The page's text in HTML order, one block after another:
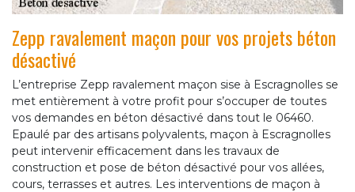
Zepp ravalement maçon pour vos projets béton
désactivé
L’entreprise Zepp ravalement maçon sise à Escragnolles se
met entièrement à votre profit pour s’occuper de toutes
vos demandes en béton désactivé dans tout le 06460.
Epaulé par des artisans polyvalents, maçon à Escragnolles
peut intervenir efficacement dans les travaux de
construction et pose de béton désactivé pour vos allées,
cours, terrasses et autres. Les interventions de maçon à